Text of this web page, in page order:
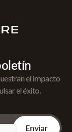
el impacto
el éxito.